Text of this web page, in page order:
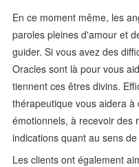
En ce moment même, les
paroles pleines d'amour et
guider. Si vous avez des
Oracles sont là pour vous
tiennent ces êtres divins.
thérapeutique vous aidera
émotionnels, à recevoir des
indications quant au sens
Les clients ont également